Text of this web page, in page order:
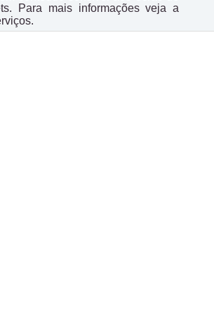
Para mais informações veja a
.